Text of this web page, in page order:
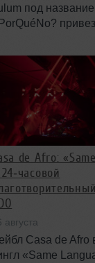
под
Ferrer.
музыки под
пройдёт на
Brick
года и
сценах.
de Afro:
августа
Casa de Afro
«Same